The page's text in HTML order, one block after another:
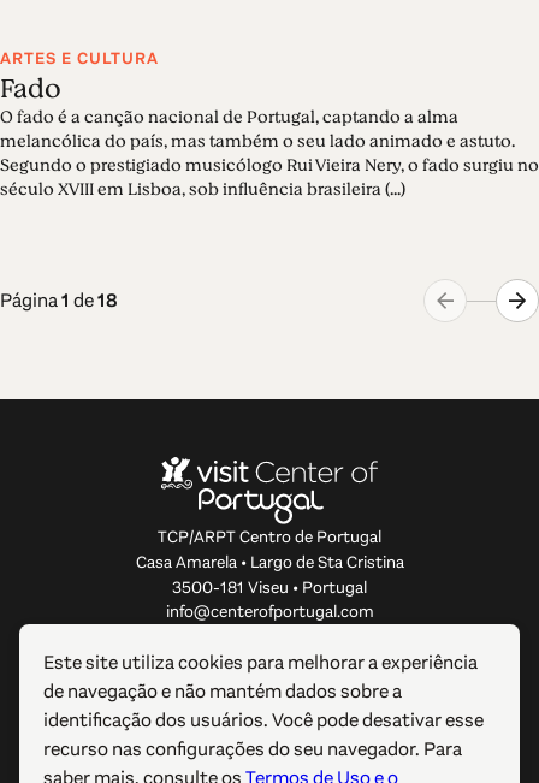
ARTES E CULTURA
Fado
O fado é a canção nacional de Portugal, captando a alma
melancólica do país, mas também o seu lado animado e astuto.
Segundo o prestigiado musicólogo Rui Vieira Nery, o fado surgiu no
século XVIII em Lisboa, sob influência brasileira (...)
Página1 de18
TCP/ARPT Centro de Portugal
Casa Amarela • Largo de Sta Cristina
3500-181 Viseu • Portugal
info@centerofportugal.com
SOBRE ESTE WEBSITE
LIGAÇÕES ÚTEIS
Este site utiliza cookies para melhorar a experiência
de navegação e não mantém dados sobre a
identificação dos usuários. Você pode desativar esse
recurso nas configurações do seu navegador. Para
saber mais, consulte osTermos de Uso e o